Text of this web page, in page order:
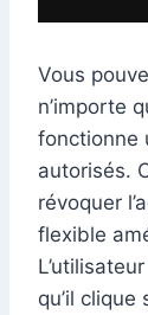
Vous
n’importe
fonctionne
autorisés.
révoquer
flexible
qu’il